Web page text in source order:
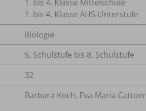
1. bis 4. Klasse Mittelschule
1. bis 4. Klasse AHS-Unterstufe
Biologie
5. Schulstufe bis 8. Schulstufe
32
Barbara Koch, Eva-Maria